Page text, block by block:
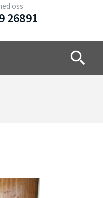
oss
26891
search